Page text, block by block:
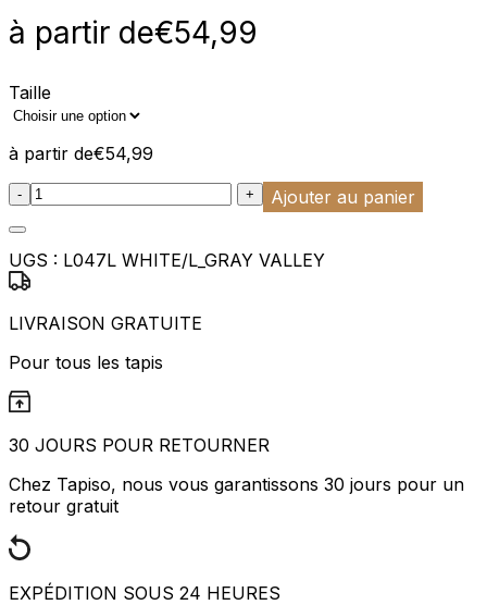
à partir de€54,99
Taille
à partir de€54,99
:product_name quantity
- + Ajouter au panier
UGS : L047L WHITE/L_GRAY VALLEY
LIVRAISON GRATUITE
Pour tous les tapis
30 JOURS POUR RETOURNER
Chez Tapiso, nous vous garantissons 30 jours pour un
retour gratuit
EXPÉDITION SOUS 24 HEURES